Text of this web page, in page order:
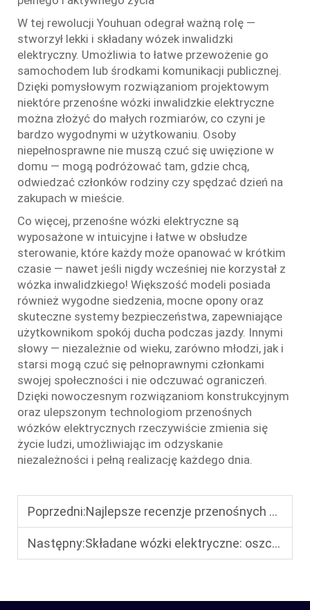
W tej rewolucji Youhuan odegrał ważną rolę —
stworzył lekki i składany wózek inwalidzki
elektryczny. Umożliwia to łatwe przewożenie go
samochodem lub środkami komunikacji publicznej.
Dzięki pomysłowym rozwiązaniom projektowym
niektóre przenośne wózki inwalidzkie elektryczne
można złożyć do małych rozmiarów, co czyni je
bardzo wygodnymi w użytkowaniu. Osoby
niepełnosprawne nie muszą czuć się uwięzione w
domu — mogą podróżować tam, gdzie chcą,
odwiedzać członków rodziny czy spędzać dzień na
zakupach w mieście.
Co więcej, przenośne wózki elektryczne są
wyposażone w intuicyjne i łatwe w obsłudze
sterowanie, które każdy może opanować w krótkim
czasie — nawet jeśli nigdy wcześniej nie korzystał z
wózka inwalidzkiego! Większość modeli posiada
również wygodne siedzenia, mocne opony oraz
skuteczne systemy bezpieczeństwa, zapewniające
użytkownikom spokój ducha podczas jazdy. Innymi
słowy — niezależnie od wieku, zarówno młodzi, jak i
starsi mogą czuć się pełnoprawnymi członkami
swojej społeczności i nie odczuwać ograniczeń.
Dzięki nowoczesnym rozwiązaniom konstrukcyjnym
oraz ulepszonym technologiom przenośnych
wózków elektrycznych rzeczywiście zmienia się
życie ludzi, umożliwiając im odzyskanie
niezależności i pełną realizację każdego dnia.
Poprzedni:Najlepsze recenzje przenośnych wózków inwalidzkich elektrycznych: Lekkie i składane, idealne na podróż
Następny:Składane wózki elektryczne: oszczędzające przestrzeń rozwiązanie mobilnościowe do użytku domowego i podróży